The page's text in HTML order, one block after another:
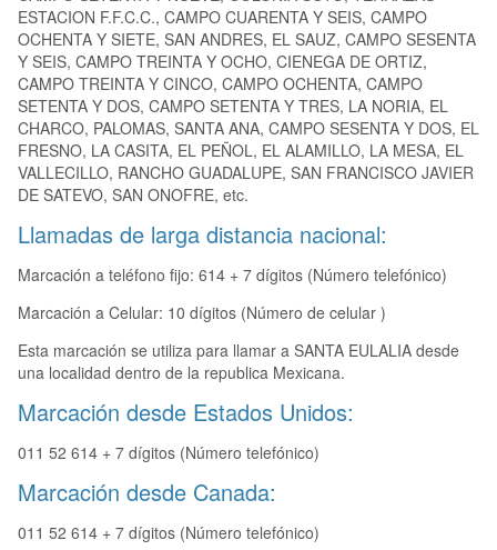
ESTACION F.F.C.C., CAMPO CUARENTA Y SEIS, CAMPO
OCHENTA Y SIETE, SAN ANDRES, EL SAUZ, CAMPO SESENTA
Y SEIS, CAMPO TREINTA Y OCHO, CIENEGA DE ORTIZ,
CAMPO TREINTA Y CINCO, CAMPO OCHENTA, CAMPO
SETENTA Y DOS, CAMPO SETENTA Y TRES, LA NORIA, EL
CHARCO, PALOMAS, SANTA ANA, CAMPO SESENTA Y DOS, EL
FRESNO, LA CASITA, EL PEÑOL, EL ALAMILLO, LA MESA, EL
VALLECILLO, RANCHO GUADALUPE, SAN FRANCISCO JAVIER
DE SATEVO, SAN ONOFRE, etc.
Llamadas de larga distancia nacional:
Marcación a teléfono fijo: 614 + 7 dígitos (Número telefónico)
Marcación a Celular: 10 dígitos (Número de celular )
Esta marcación se utiliza para llamar a SANTA EULALIA desde
una localidad dentro de la republica Mexicana.
Marcación desde Estados Unidos:
011 52 614 + 7 dígitos (Número telefónico)
Marcación desde Canada:
011 52 614 + 7 dígitos (Número telefónico)